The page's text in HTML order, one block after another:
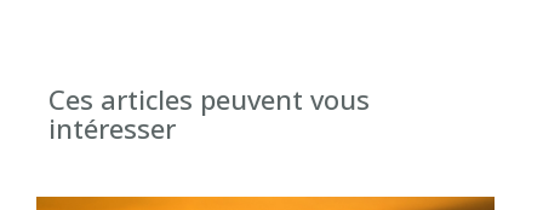
Ces articles peuvent vous
intéresser